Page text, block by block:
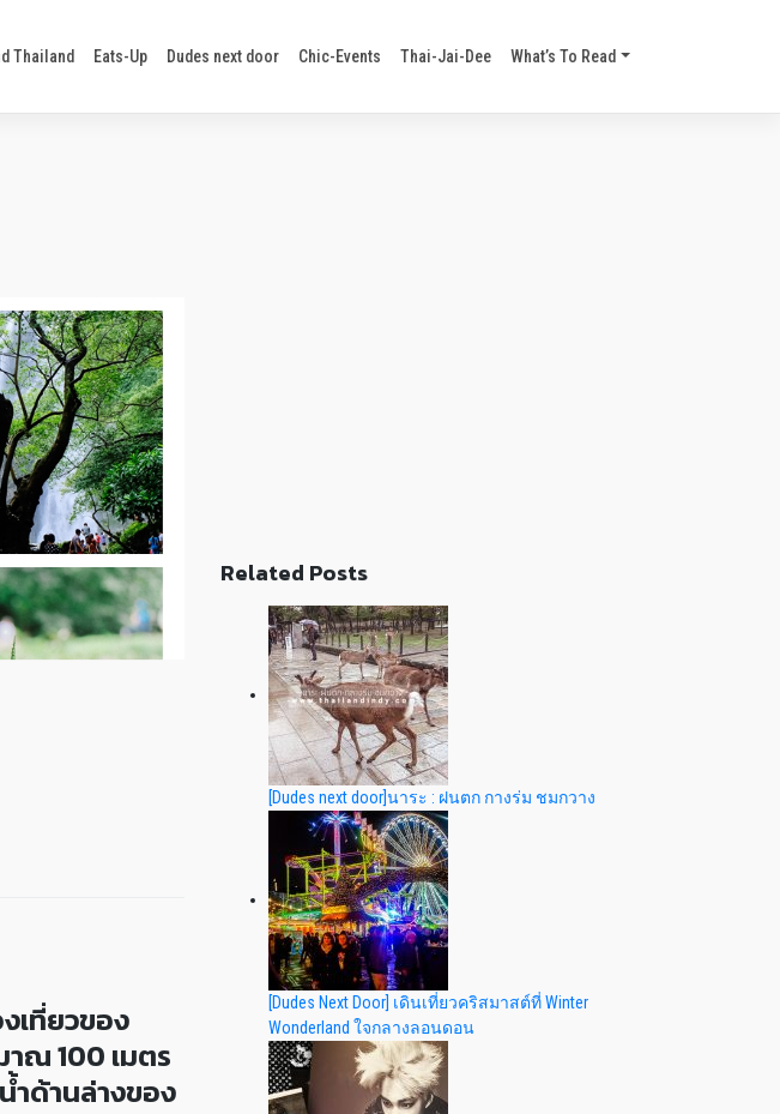
Thailand Eats-Up Dudes next door Chic-Events Thai-Jai-Dee What’s To Read
เที่ยวของ
ณ 100 เมตร
ำด้านล่างของ
Related Posts
[Dudes next door]นาระ : ฝนตก กางร่ม ชมกวาง
[Dudes Next Door] เดินเที่ยวคริสมาสต์ที่ Winter
Wonderland ใจกลางลอนดอน